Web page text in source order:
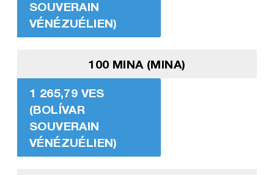
SOUVERAIN
VÉNÉZUÉLIEN)
100 MINA (MINA)
1 265,79 VES
(BOLÍVAR
SOUVERAIN
VÉNÉZUÉLIEN)